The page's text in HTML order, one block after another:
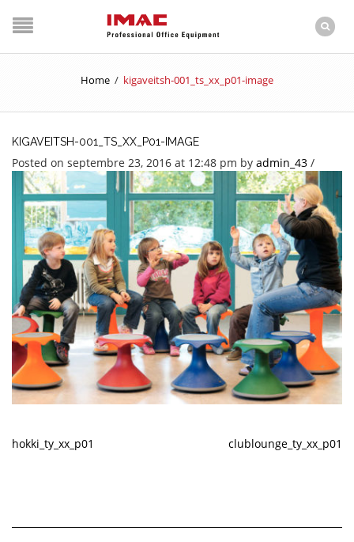
Home / kigaveitsh-001_ts_xx_p01-image
KIGAVEITSH-001_TS_XX_P01-IMAGE
Posted on septembre 23, 2016 at 12:48 pm by admin_43 /
hokki_ty_xx_p01 clublounge_ty_xx_p01